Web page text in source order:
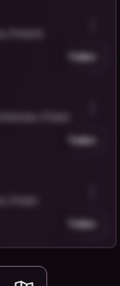
Poland
Teilen
Polen
Teilen
Polen
Teilen